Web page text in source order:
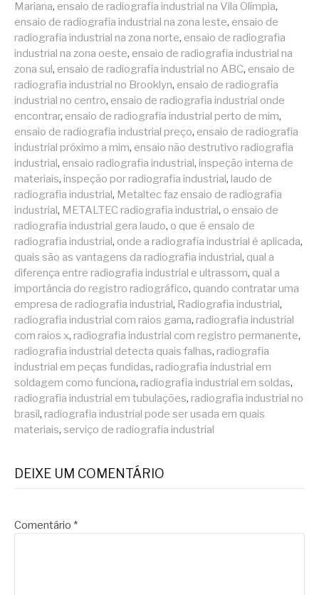
Mariana, ensaio de radiografia industrial na Vila Olímpia,
ensaio de radiografia industrial na zona leste, ensaio de
radiografia industrial na zona norte, ensaio de radiografia
industrial na zona oeste, ensaio de radiografia industrial na
zona sul, ensaio de radiografia industrial no ABC, ensaio de
radiografia industrial no Brooklyn, ensaio de radiografia
industrial no centro, ensaio de radiografia industrial onde
encontrar, ensaio de radiografia industrial perto de mim,
ensaio de radiografia industrial preço, ensaio de radiografia
industrial próximo a mim, ensaio não destrutivo radiografia
industrial, ensaio radiografia industrial, inspeção interna de
materiais, inspeção por radiografia industrial, laudo de
radiografia industrial, Metaltec faz ensaio de radiografia
industrial, METALTEC radiografia industrial, o ensaio de
radiografia industrial gera laudo, o que é ensaio de
radiografia industrial, onde a radiografia industrial é aplicada,
quais são as vantagens da radiografia industrial, qual a
diferença entre radiografia industrial e ultrassom, qual a
importância do registro radiográfico, quando contratar uma
empresa de radiografia industrial, Radiografia industrial,
radiografia industrial com raios gama, radiografia industrial
com raios x, radiografia industrial com registro permanente,
radiografia industrial detecta quais falhas, radiografia
industrial em peças fundidas, radiografia industrial em
soldagem como funciona, radiografia industrial em soldas,
radiografia industrial em tubulações, radiografia industrial no
brasil, radiografia industrial pode ser usada em quais
materiais, serviço de radiografia industrial
DEIXE UM COMENTÁRIO
Comentário *